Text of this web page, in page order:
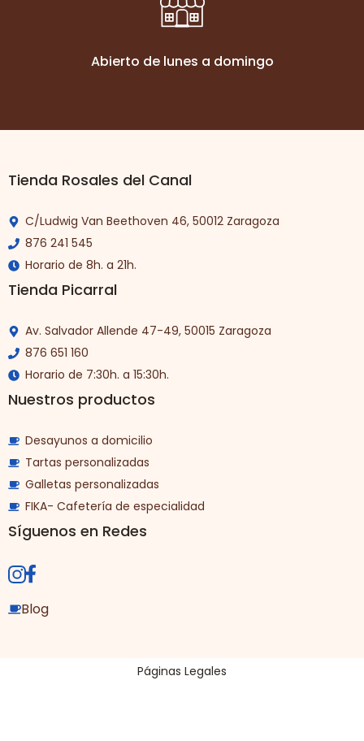
Abierto de lunes a domingo
Tienda Rosales del Canal
C/Ludwig Van Beethoven 46, 50012 Zaragoza
876 241 545
Horario de 8h. a 21h.
Tienda Picarral
Av. Salvador Allende 47-49, 50015 Zaragoza
876 651 160
Horario de 7:30h. a 15:30h.
Nuestros productos
Desayunos a domicilio
Tartas personalizadas
Galletas personalizadas
FIKA- Cafetería de especialidad
Síguenos en Redes
Blog
Páginas Legales